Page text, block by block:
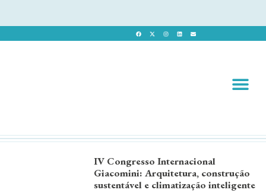
IV Congresso Internacional
Giacomini: Arquitetura, construção
sustentável e climatização inteligente